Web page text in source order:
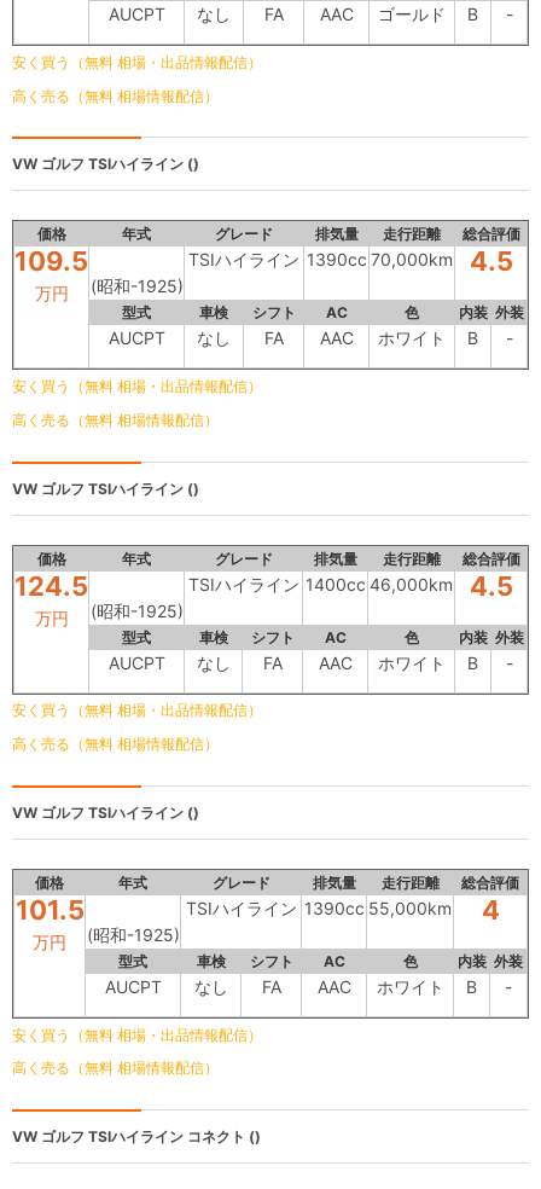
AUCPT なし FA AAC ゴールド B -
安く買う（無料 相場・出品情報配信）
高く売る（無料 相場情報配信）
VW ゴルフ TSIハイライン ()
価格 年式 グレード 排気量 走行距離 総合評価
109.5
万円 (昭和-1925)
TSIハイライン 1390cc 70,000km 4.5
型式 車検 シフト AC 色 内装 外装
AUCPT なし FA AAC ホワイト B -
安く買う（無料 相場・出品情報配信）
高く売る（無料 相場情報配信）
VW ゴルフ TSIハイライン ()
価格 年式 グレード 排気量 走行距離 総合評価
124.5
万円 (昭和-1925)
TSIハイライン 1400cc 46,000km 4.5
型式 車検 シフト AC 色 内装 外装
AUCPT なし FA AAC ホワイト B -
安く買う（無料 相場・出品情報配信）
高く売る（無料 相場情報配信）
VW ゴルフ TSIハイライン ()
価格 年式 グレード 排気量 走行距離 総合評価
101.5
万円 (昭和-1925)
TSIハイライン 1390cc 55,000km 4
型式 車検 シフト AC 色 内装 外装
AUCPT なし FA AAC ホワイト B -
安く買う（無料 相場・出品情報配信）
高く売る（無料 相場情報配信）
VW ゴルフ TSIハイライン コネクト ()